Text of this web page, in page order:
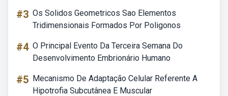
#3 Os Solidos Geometricos Sao Elementos
Tridimensionais Formados Por Poligonos
#4 O Principal Evento Da Terceira Semana Do
Desenvolvimento Embrionário Humano
#5 Mecanismo De Adaptação Celular Referente A
Hipotrofia Subcutânea E Muscular